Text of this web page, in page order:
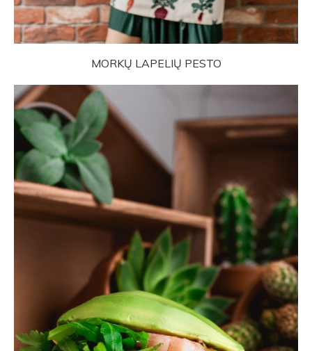
MORKŲ LAPELIŲ PESTO